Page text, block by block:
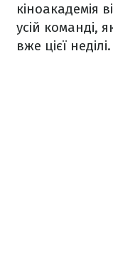
кіноакадемія
усій команді,
вже цієї неділі.